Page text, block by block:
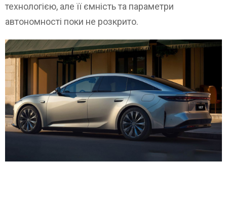
технологією, але її ємність та параметри
автономності поки не розкрито.